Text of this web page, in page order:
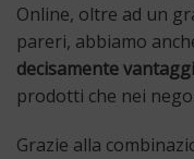
Online, oltre ad un
pareri, abbiamo
decisamente
prodotti che nei
Grazie alla